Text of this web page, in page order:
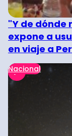
"Y de dónde
expone a
en viaje a
Nacional